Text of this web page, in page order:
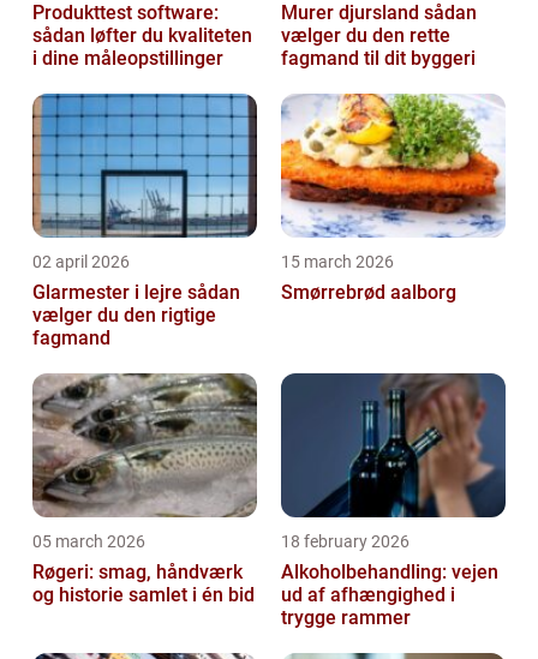
Produkttest software:
sådan løfter du kvaliteten
i dine måleopstillinger
Murer djursland sådan
vælger du den rette
fagmand til dit byggeri
02 april 2026
Glarmester i lejre sådan
vælger du den rigtige
fagmand
15 march 2026
Smørrebrød aalborg
05 march 2026
Røgeri: smag, håndværk
og historie samlet i én bid
18 february 2026
Alkoholbehandling: vejen
ud af afhængighed i
trygge rammer